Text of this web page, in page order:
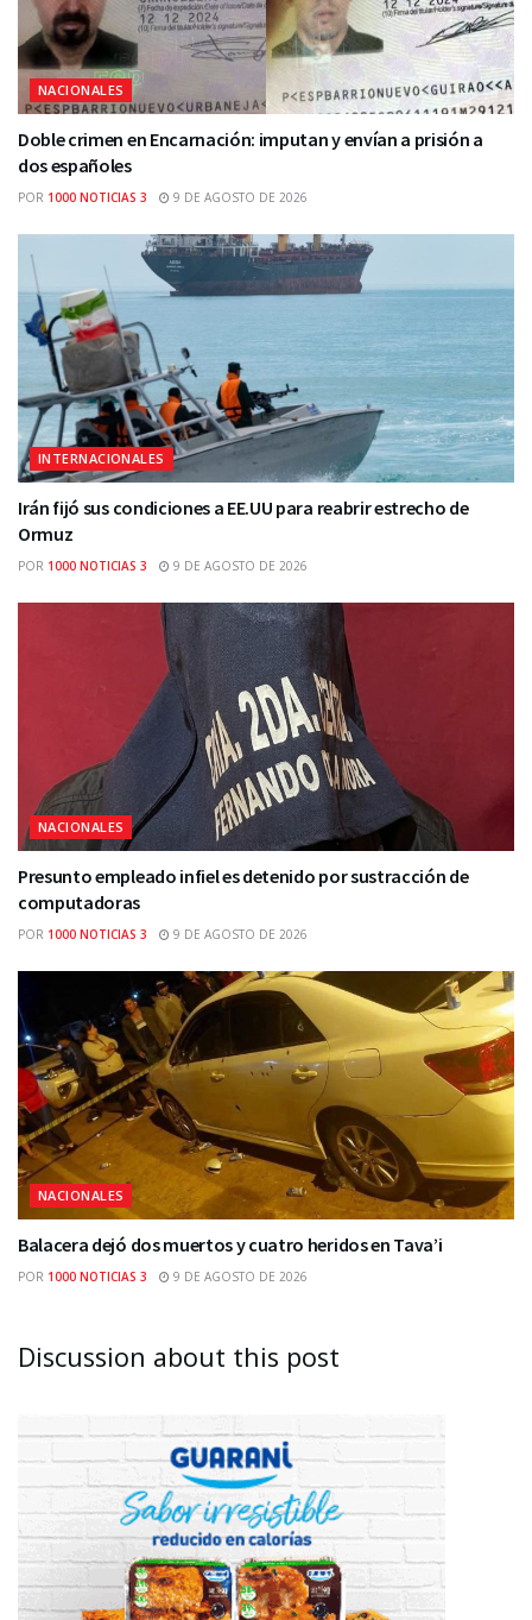
NACIONALES
Doble crimen en Encarnación: imputan y envían a prisión a
dos españoles
POR 1000 NOTICIAS 3 9 DE AGOSTO DE 2026
INTERNACIONALES
Irán fijó sus condiciones a EE.UU para reabrir estrecho de
Ormuz
POR 1000 NOTICIAS 3 9 DE AGOSTO DE 2026
NACIONALES
Presunto empleado infiel es detenido por sustracción de
computadoras
POR 1000 NOTICIAS 3 9 DE AGOSTO DE 2026
NACIONALES
Balacera dejó dos muertos y cuatro heridos en Tava’i
POR 1000 NOTICIAS 3 9 DE AGOSTO DE 2026
Discussion about this post